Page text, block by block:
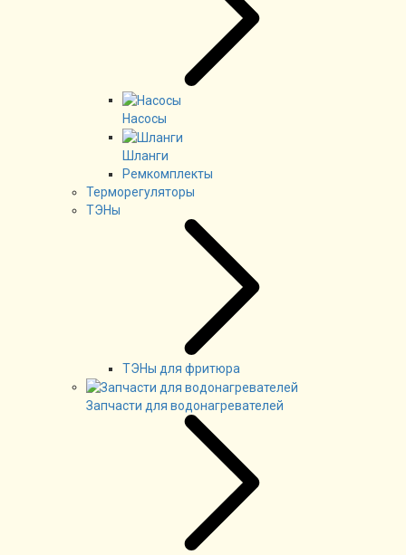
Насосы
Шланги
Ремкомплекты
Терморегуляторы
ТЭНы
ТЭНы для фритюра
Запчасти для водонагревателей